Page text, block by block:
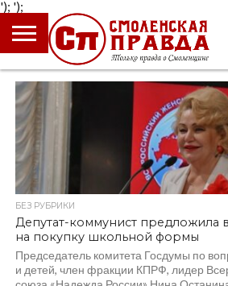
');
ГЛАВНАЯ
НОВОСТИ
ПРОИСШЕСТВИЯ
ПОЛИТИКА
КУЛЬТУРА
ЭКОНОМИКА
ОБЩЕСТВО
БЛОГИ
БЕЗ РУБРИКИ
Депутат-коммунист предложила
на покупку школьной формы
Председатель комитета Госдумы по
и детей, член фракции КПРФ, лидер
');